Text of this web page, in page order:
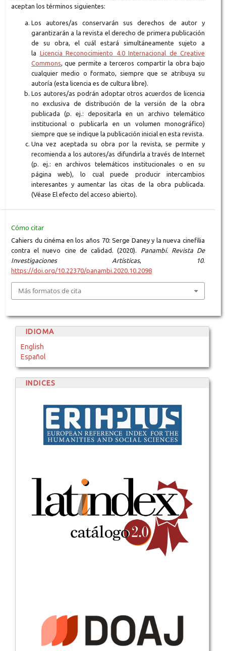
aceptan los términos siguientes:
Los autores/as conservarán sus derechos de autor y
garantizarán a la revista el derecho de primera publicación
de su obra, el cuál estará simultáneamente sujeto a
la Licencia Reconocimiento 4.0 Internacional de Creative
Commons, que permite a terceros compartir la obra bajo
cualquier medio o formato, siempre que se atribuya su
autoría (esta licencia es de cultura libre).
Los autores/as podrán adoptar otros acuerdos de licencia
no exclusiva de distribución de la versión de la obra
publicada (p. ej.: depositarla en un archivo telemático
institucional o publicarla en un volumen monográfico)
siempre que se indique la publicación inicial en esta revista.
Una vez aceptada su obra por la revista, se permite y
recomienda a los autores/as difundirla a través de Internet
(p. ej.: en archivos telemáticos institucionales o en su
página web), lo cual puede producir intercambios
interesantes y aumentar las citas de la obra publicada.
(Véase El efecto del acceso abierto).
Cómo citar
Cahiers du cinéma en los años 70: Serge Daney y la nueva cinefilia
contra el nuevo cine de calidad. (2020).
Panambí. Revista De
Investigaciones Artísticas, 10.
https://doi.org/10.22370/panambi.2020.10.2098
Más formatos de cita
IDIOMA
English
Español
INDICES